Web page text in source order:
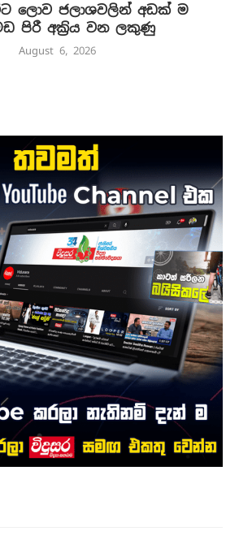
ලොව ජලාශවලින් අඩක් ම
පිරී අක්‍රිය වන ලකුණු
August 6, 2026